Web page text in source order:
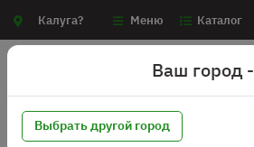
Калуга? Меню Каталог
Ваш город -
Выбрать другой город